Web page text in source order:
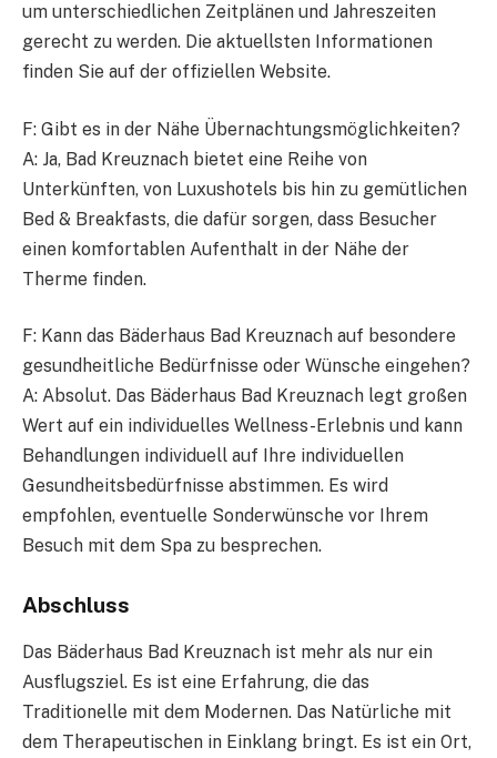
um unterschiedlichen Zeitplänen und Jahreszeiten
gerecht zu werden. Die aktuellsten Informationen
finden Sie auf der offiziellen Website.
F: Gibt es in der Nähe Übernachtungsmöglichkeiten?
A: Ja, Bad Kreuznach bietet eine Reihe von
Unterkünften, von Luxushotels bis hin zu gemütlichen
Bed & Breakfasts, die dafür sorgen, dass Besucher
einen komfortablen Aufenthalt in der Nähe der
Therme finden.
F: Kann das Bäderhaus Bad Kreuznach auf besondere
gesundheitliche Bedürfnisse oder Wünsche eingehen?
A: Absolut. Das Bäderhaus Bad Kreuznach legt großen
Wert auf ein individuelles Wellness-Erlebnis und kann
Behandlungen individuell auf Ihre individuellen
Gesundheitsbedürfnisse abstimmen. Es wird
empfohlen, eventuelle Sonderwünsche vor Ihrem
Besuch mit dem Spa zu besprechen.
Abschluss
Das Bäderhaus Bad Kreuznach ist mehr als nur ein
Ausflugsziel. Es ist eine Erfahrung, die das
Traditionelle mit dem Modernen. Das Natürliche mit
dem Therapeutischen in Einklang bringt. Es ist ein Ort,